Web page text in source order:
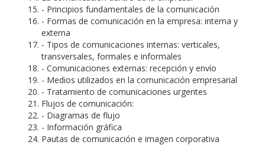
- Principios fundamentales de la comunicación
- Formas de comunicación en la empresa: interna y
externa
- Tipos de comunicaciones internas: verticales,
transversales, formales e informales
- Comunicaciones externas: recepción y envío
- Medios utilizados en la comunicación empresarial
- Tratamiento de comunicaciones urgentes
Flujos de comunicación:
- Diagramas de flujo
- Información gráfica
Pautas de comunicación e imagen corporativa